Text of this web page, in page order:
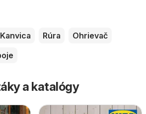
Kanvica Rúra
Ohrievač
a katalógy